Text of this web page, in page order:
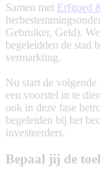
Samen met Erfgoed
Gebruiker, Geld).
begeleidden de stad
vermarkting.
Nu start de
een voorstel in te
ook in deze fase
begeleiden bij het
investeerders.
Bepaal jij de